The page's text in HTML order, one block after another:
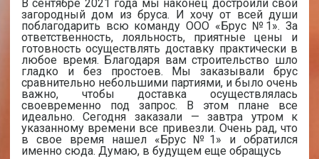
В сентябре 2021 года мы наконец достроили свой
загородный дом из бруса. И хочу от всей души
поблагодарить всю команду ООО «Брус №1». За
ответственность, лояльность, приятные цены и
готовность осуществлять доставку практически в
любое время. Благодаря вам строительство шло
гладко и без простоев. Мы заказывали брус
сравнительно небольшими партиями, и было очень
важно, чтобы доставка осуществлялась
своевременно под запрос. В этом плане все
идеально. Сегодня заказали — завтра утром к
указанному времени все привезли. Очень рад, что
в свое время нашел «Брус №1» и обратился
именно сюда. Думаю, в будущем еще обращусь